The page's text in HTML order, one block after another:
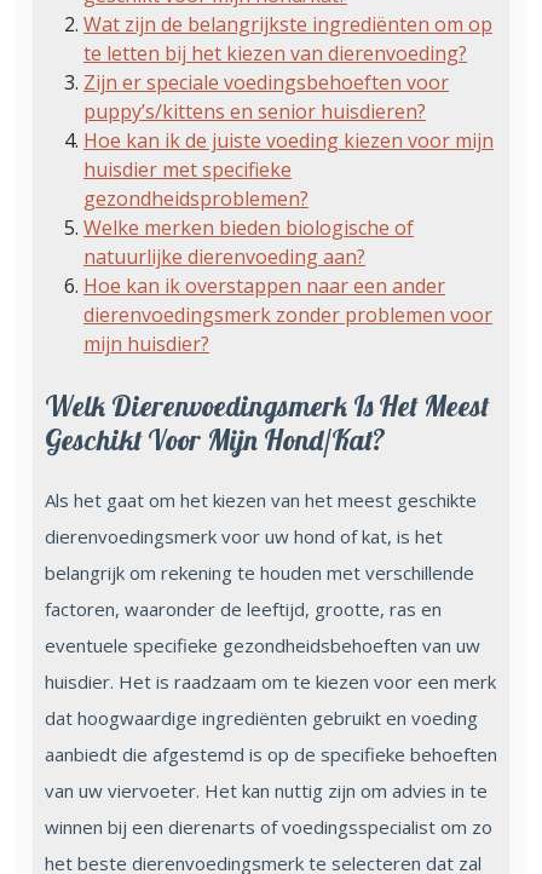
Wat zijn de belangrijkste ingrediënten om op
te letten bij het kiezen van dierenvoeding?
Zijn er speciale voedingsbehoeften voor
puppy’s/kittens en senior huisdieren?
Hoe kan ik de juiste voeding kiezen voor mijn
huisdier met specifieke
gezondheidsproblemen?
Welke merken bieden biologische of
natuurlijke dierenvoeding aan?
Hoe kan ik overstappen naar een ander
dierenvoedingsmerk zonder problemen voor
mijn huisdier?
Welk Dierenvoedingsmerk Is Het Meest
Geschikt Voor Mijn Hond/kat?
Als het gaat om het kiezen van het meest geschikte
dierenvoedingsmerk voor uw hond of kat, is het
belangrijk om rekening te houden met verschillende
factoren, waaronder de leeftijd, grootte, ras en
eventuele specifieke gezondheidsbehoeften van uw
huisdier. Het is raadzaam om te kiezen voor een merk
dat hoogwaardige ingrediënten gebruikt en voeding
aanbiedt die afgestemd is op de specifieke behoeften
van uw viervoeter. Het kan nuttig zijn om advies in te
winnen bij een dierenarts of voedingsspecialist om zo
het beste dierenvoedingsmerk te selecteren dat zal